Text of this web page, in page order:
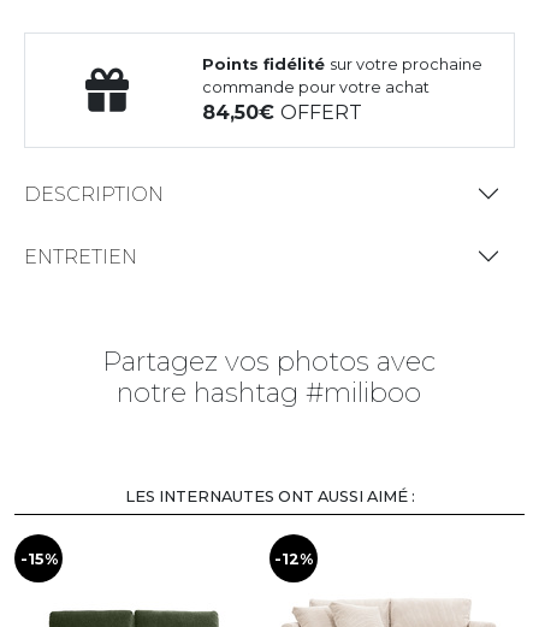
Points fidélité sur votre prochaine
commande pour votre achat
84,50OFFERT
DESCRIPTION
ENTRETIEN
Partagez vos photos avec
notre hashtag #miliboo
LES INTERNAUTES ONT AUSSI AIMÉ :
-15% -12%